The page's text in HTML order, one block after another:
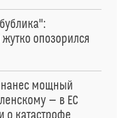
опозорился
нанес мощный
— в ЕС